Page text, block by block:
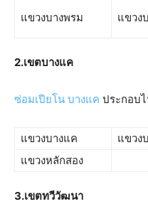
แขวงบางพรม แขวง
2.เขตบางแค
ซ่อมเปียโน บางแค ประกอบ
แขวงบางแค แขวง
แขวงหลักสอง
3.เขตทวีวัฒนา